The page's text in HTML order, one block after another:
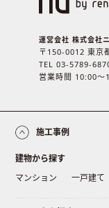
運営会社 株式会社
〒150-0012 東京
TEL 03-5789-
営業時間 10:00
施工事例
建物から探す
マンション
一戸建て